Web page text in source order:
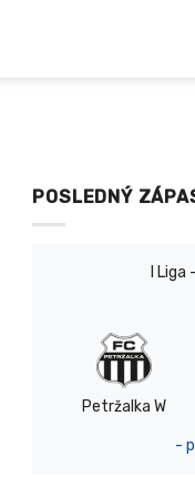
POSLEDNÝ
I
Petržalka W
-